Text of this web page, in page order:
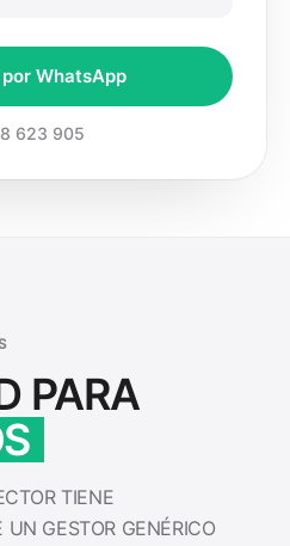
WhatsApp
623 905
PARA
TIENE
GESTOR GENÉRICO